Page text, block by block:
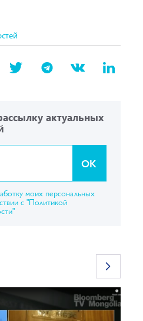
актуальных
OK
моих персональных
с "Политикой